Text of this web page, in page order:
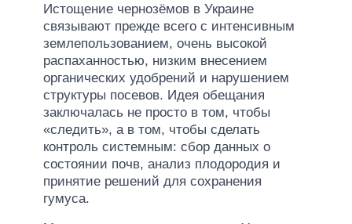
Истощение чернозёмов в Украине
связывают прежде всего с интенсивным
землепользованием, очень высокой
распаханностью, низким внесением
органических удобрений и нарушением
структуры посевов. Идея обещания
заключалась не просто в том, чтобы
«следить», а в том, чтобы сделать
контроль системным: сбор данных о
состоянии почв, анализ плодородия и
принятие решений для сохранения
гумуса.